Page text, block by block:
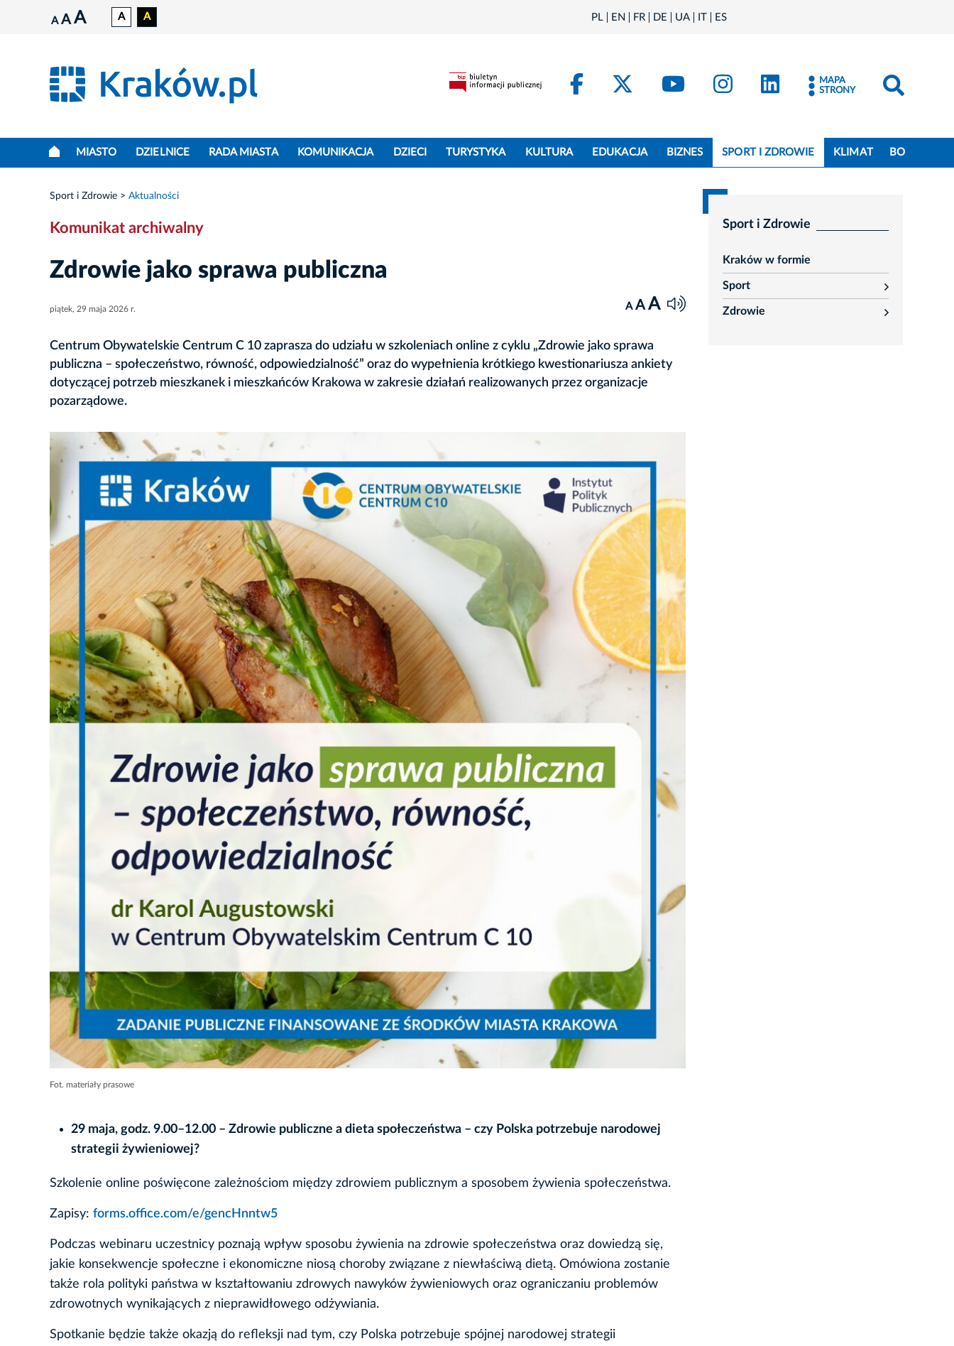
A A A A A PL EN FR DE UA IT ES
FacebookKraków - X
Kraków - YouTube
Kraków - Instagram
Kraków - LinkedIn
MAPA
STRONY
MIASTO DZIELNICE RADA MIASTA KOMUNIKACJA DZIECI TURYSTYKA KULTURA EDUKACJA BIZNES SPORT I ZDROWIE KLIMAT BO
Sport i Zdrowie Aktualności
Komunikat archiwalny
Zdrowie jako sprawa publiczna
piątek, 29 maja 2026 r. A A A
Centrum Obywatelskie Centrum C 10 zaprasza do udziału w szkoleniach online z cyklu „Zdrowie jako sprawa
publiczna – społeczeństwo, równość, odpowiedzialność” oraz do wypełnienia krótkiego kwestionariusza ankiety
dotyczącej potrzeb mieszkanek i mieszkańców Krakowa w zakresie działań realizowanych przez organizacje
pozarządowe.
Fot. materiały prasowe
29 maja, godz. 9.00–12.00 – Zdrowie publiczne a dieta społeczeństwa – czy Polska potrzebuje narodowej
strategii żywieniowej?
Szkolenie online poświęcone zależnościom między zdrowiem publicznym a sposobem żywienia społeczeństwa.
Zapisy: forms.office.com/e/gencHnntw5
Podczas webinaru uczestnicy poznają wpływ sposobu żywienia na zdrowie społeczeństwa oraz dowiedzą się,
jakie konsekwencje społeczne i ekonomiczne niosą choroby związane z niewłaściwą dietą. Omówiona zostanie
także rola polityki państwa w kształtowaniu zdrowych nawyków żywieniowych oraz ograniczaniu problemów
zdrowotnych wynikających z nieprawidłowego odżywiania.
Spotkanie będzie także okazją do refleksji nad tym, czy Polska potrzebuje spójnej narodowej strategii
Sport i Zdrowie
Kraków w formie
Sport
rozwiń
Zdrowie
rozwiń